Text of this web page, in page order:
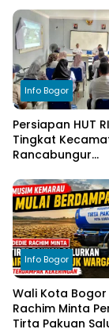
Info Bogor
Persiapan HUT
Tingkat
Rancabungur
Cimulang,
Elemen
Info Bogor
Wali Kota Bogor
Rachim Minta
Tirta Pakuan